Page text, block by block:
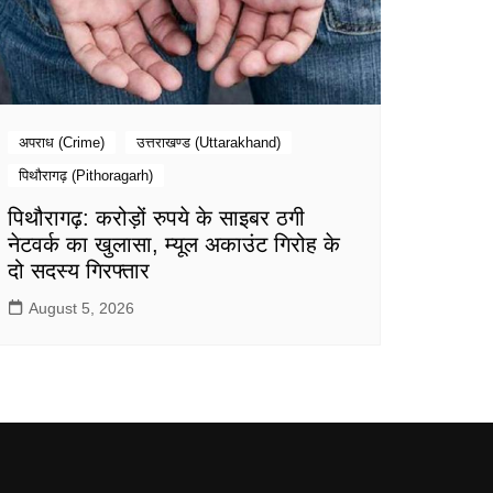
अपराध (Crime)
उत्तराखण्ड (Uttarakhand)
पिथौरागढ़ (Pithoragarh)
पिथौरागढ़: करोड़ों रुपये के साइबर ठगी
नेटवर्क का खुलासा, म्यूल अकाउंट गिरोह के
दो सदस्य गिरफ्तार
August 5, 2026